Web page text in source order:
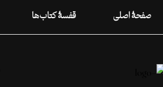
صفحۀ اصلی قفسۀ کتاب‌ها